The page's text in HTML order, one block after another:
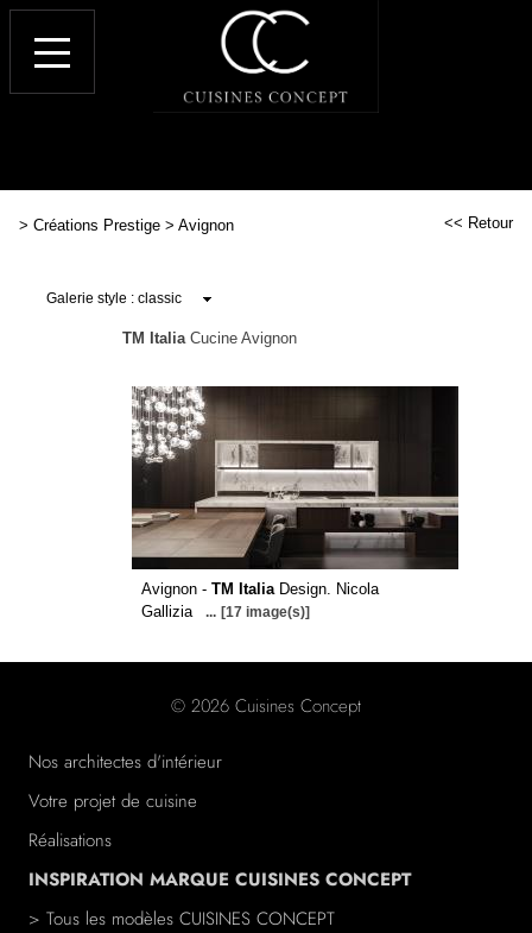
> Créations Prestige > Avignon << Retour
TM ItaliaCucine Avignon
Avignon - TM ItaliaDesign. Nicola
Gallizia
... [17 image(s)]
© 2026 Cuisines Concept
Nos architectes d'intérieur
Votre projet de cuisine
Réalisations
INSPIRATION MARQUE CUISINES CONCEPT
> Tous les modèles CUISINES CONCEPT